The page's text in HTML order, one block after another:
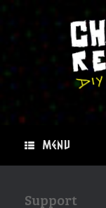
Menu
Support